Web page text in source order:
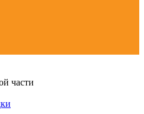
части